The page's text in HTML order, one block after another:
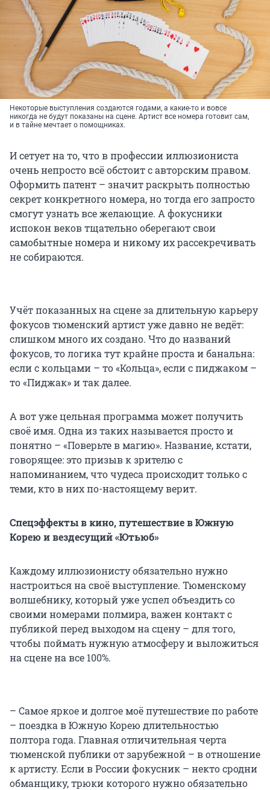
Некоторые выступления создаются годами, а какие-то и вовсе
никогда не будут показаны на сцене. Артист все номера готовит сам,
и в тайне мечтает о помощниках.
И сетует на то, что в профессии иллюзиониста
очень непросто всё обстоит с авторским правом.
Оформить патент – значит раскрыть полностью
секрет конкретного номера, но тогда его запросто
смогут узнать все желающие. А фокусники
испокон веков тщательно оберегают свои
самобытные номера и никому их рассекречивать
не собираются.
Учёт показанных на сцене за длительную карьеру
фокусов тюменский артист уже давно не ведёт:
слишком много их создано. Что до названий
фокусов, то логика тут крайне проста и банальна:
если с кольцами – то «Кольца», если с пиджаком –
то «Пиджак» и так далее.
А вот уже цельная программа может получить
своё имя. Одна из таких называется просто и
понятно – «Поверьте в магию». Название, кстати,
говорящее: это призыв к зрителю с
напоминанием, что чудеса происходит только с
теми, кто в них по-настоящему верит.
Спецэффекты в кино, путешествие в Южную
Корею и вездесущий «Ютьюб»
Каждому иллюзионисту обязательно нужно
настроиться на своё выступление. Тюменскому
волшебнику, который уже успел объездить со
своими номерами полмира, важен контакт с
публикой перед выходом на сцену – для того,
чтобы поймать нужную атмосферу и выложиться
на сцене на все 100%.
– Самое яркое и долгое моё путешествие по работе
– поездка в Южную Корею длительностью
полтора года. Главная отличительная черта
тюменской публики от зарубежной – в отношение
к артисту. Если в России фокусник – некто сродни
обманщику, трюки которого нужно обязательно